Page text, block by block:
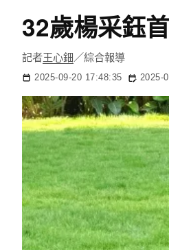
32歲楊采鈺
記者王心鈿 ／綜合報導
2025-09-20 17:48:35 2025-